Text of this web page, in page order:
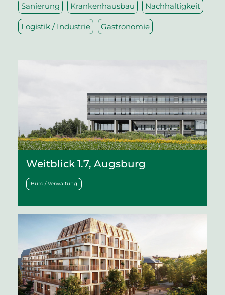
Sanierung Krankenhausbau Nachhaltigkeit
Logistik / Industrie Gastronomie
Weitblick 1.7, Augsburg
Büro / Verwaltung